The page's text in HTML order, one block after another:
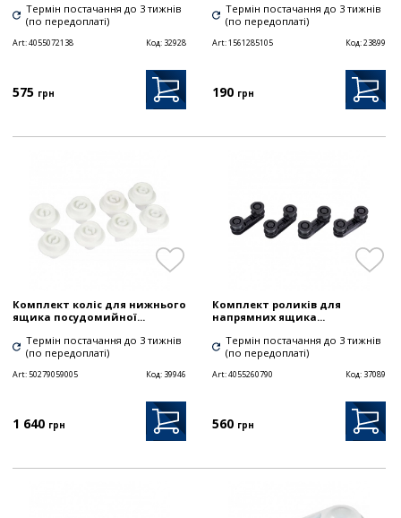
Термін постачання до 3 тижнів
(по передоплаті)
Art:4055072138 Код: 32928
575 грн
Термін постачання до 3 тижнів
(по передоплаті)
Art:1561285105 Код:23899
190 грн
Комплект коліс для нижнього
ящика посудомийної...
Термін постачання до 3 тижнів
(по передоплаті)
Art:50279059005 Код: 39946
1 640 грн
Комплект роликів для
напрямних ящика...
Термін постачання до 3 тижнів
(по передоплаті)
Art:4055260790 Код: 37089
560 грн